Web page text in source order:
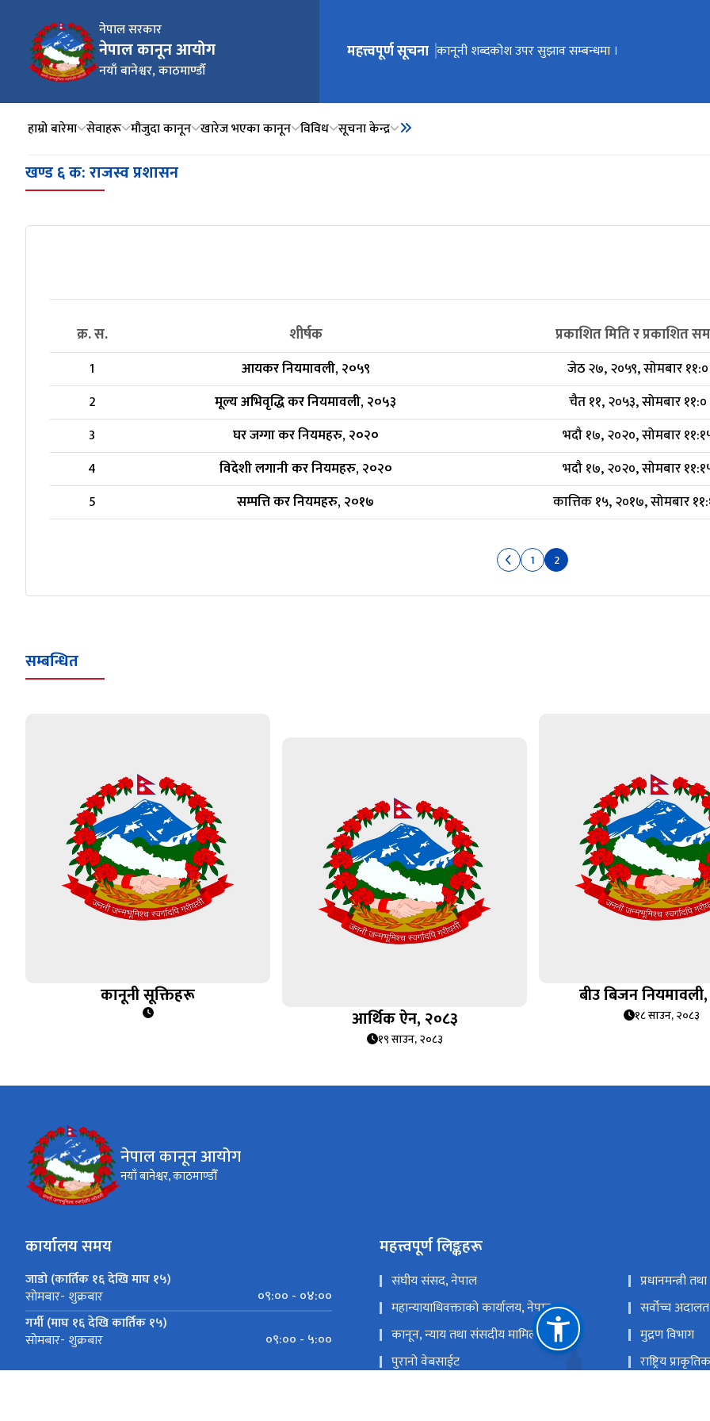
नेपाल सरकार
नेपाल कानून आयोग
नयाँ बानेश्वर, काठमाण्डौँ
मुख्य नेभिगेसनमा जानुहोस्
महत्त्वपूर्ण सूचना कार्यालय स्थानान्तरण भएको सूचना ।
कानूनी शब्दकोश उपर सुझाव सम्बन्धमा ।
कानूनी शब्दकोश
हाम्रो बारेमा सेवाहरू मौजुदा कानून खारेज भएका कानून विविध सूचना केन्द्र
खण्ड ६ क: राजस्व प्रशासन
क्र. स. शीर्षक प्रकाशित मिति र प्रकाशित
1 आयकर नियमावली, २०५९
जेठ २७, २०५९, सोमबार ११:०
2
मूल्य अभिवृद्धि कर नियमावली, २०५३
चैत ११, २०५३, सोमबार ११:०
3
घर जग्गा कर नियमहरु, २०२०
भदौ १७, २०२०, सोमबार
4
विदेशी लगानी कर नियमहरु, २०२०
भदौ १७, २०२०, सोमबार
5
सम्पत्ति कर नियमहरु, २०१७ कात्तिक १५, २०१७, सोमबार
1 2
सम्बन्धित
कानूनी सूक्तिहरू
आर्थिक ऐन, २०८३
१९ साउन, २०८३
बीउ बिजन
१८ साउन, २०८३
नेपाल कानून आयोग
नयाँ बानेश्वर, काठमाण्डौँ
कार्यालय समय
जाडो (कार्तिक १६ देखि माघ १५)
सोमबार- शुक्रबार
०९:०० - ०४:००
गर्मी (माघ १६ देखि कार्तिक १५)
सोमबार- शुक्रबार ०९:०० - ५:००
महत्त्वपूर्ण लिङ्कहरू
संघीय संसद, नेपाल
प्रधानमन्त्री
महान्यायाधिवक्ताको कार्यालय, नेपाल
सर्वोच्च अदालत
कानून, न्याय तथा संसदीय मामिला मन्त्रालय
मुद्रण विभाग
पुरानो वेबसाईट
राष्ट्रिय